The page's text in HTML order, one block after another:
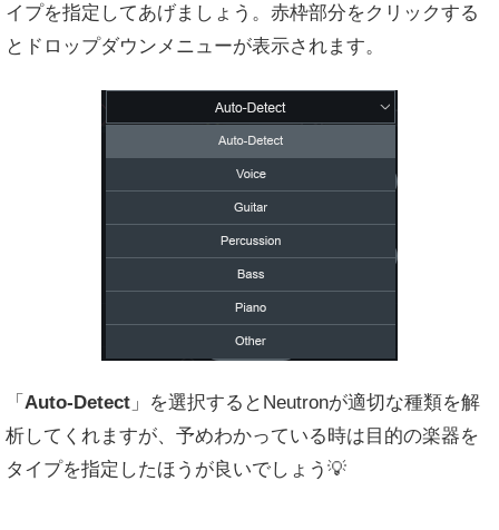
イプを指定してあげましょう。赤枠部分をクリックする
とドロップダウンメニューが表示されます。
「 Auto-Detect 」を選択するとNeutronが適切な種類を解
析してくれますが、予めわかっている時は目的の楽器を
タイプを指定したほうが良いでしょう💡